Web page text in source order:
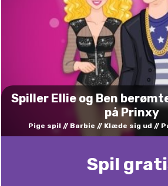
Spiller Ellie og Ben
på Prinxy
Pige spil Barbie Klæde sig ud
Spil